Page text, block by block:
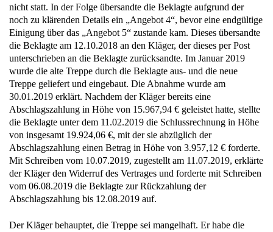
nicht statt. In der Folge übersandte die Beklagte aufgrund der
noch zu klärenden Details ein „Angebot 4“, bevor eine endgültige
Einigung über das „Angebot 5“ zustande kam. Dieses übersandte
die Beklagte am 12.10.2018 an den Kläger, der dieses per Post
unterschrieben an die Beklagte zurücksandte. Im Januar 2019
wurde die alte Treppe durch die Beklagte aus- und die neue
Treppe geliefert und eingebaut. Die Abnahme wurde am
30.01.2019 erklärt. Nachdem der Kläger bereits eine
Abschlagszahlung in Höhe von 15.967,94 € geleistet hatte, stellte
die Beklagte unter dem 11.02.2019 die Schlussrechnung in Höhe
von insgesamt 19.924,06 €, mit der sie abzüglich der
Abschlagszahlung einen Betrag in Höhe von 3.957,12 € forderte.
Mit Schreiben vom 10.07.2019, zugestellt am 11.07.2019, erklärte
der Kläger den Widerruf des Vertrages und forderte mit Schreiben
vom 06.08.2019 die Beklagte zur Rückzahlung der
Abschlagszahlung bis 12.08.2019 auf.
Der Kläger behauptet, die Treppe sei mangelhaft. Er habe die